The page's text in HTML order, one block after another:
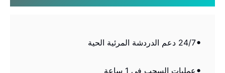
24/7 دعم الدردشة المرئية الحية
عمليات السحب في 1 ساعة